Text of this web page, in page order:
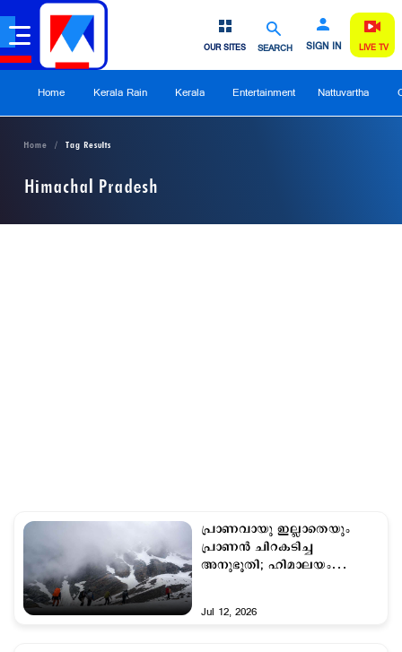
SEARCH SIGN IN
OUR SITES LIVE TV
Home Kerala Rain Kerala Entertainment Nattuvartha
Home Tag Results
Himachal Pradesh
പ്രാണവായു ഇല്ലാതെയും
പ്രാണന്‍ ചിറകടിച്ച
അനുഭൂതി; ഹിമാലയം
Jul 12, 2026